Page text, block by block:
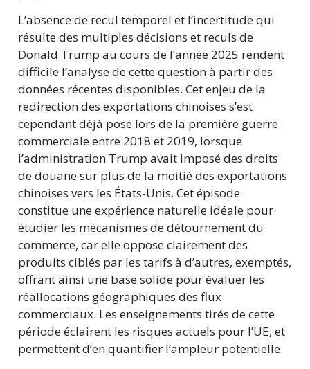
L’absence de recul temporel et l’incertitude qui
résulte des multiples décisions et reculs de
Donald Trump au cours de l’année 2025 rendent
difficile l’analyse de cette question à partir des
données récentes disponibles. Cet enjeu de la
redirection des exportations chinoises s’est
cependant déjà posé lors de la première guerre
commerciale entre 2018 et 2019, lorsque
l’administration Trump avait imposé des droits
de douane sur plus de la moitié des exportations
chinoises vers les États-Unis. Cet épisode
constitue une expérience naturelle idéale pour
étudier les mécanismes de détournement du
commerce, car elle oppose clairement des
produits ciblés par les tarifs à d’autres, exemptés,
offrant ainsi une base solide pour évaluer les
réallocations géographiques des flux
commerciaux. Les enseignements tirés de cette
période éclairent les risques actuels pour l’UE, et
permettent d’en quantifier l’ampleur potentielle.